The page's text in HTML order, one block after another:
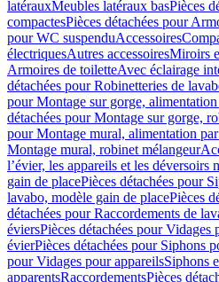
latérauxMeubles latéraux basPièces
compactesPièces détachées pour
pour WC suspenduAccessoires
électriquesAutres accessoiresMiroirs
Armoires de toiletteAvec éclairage
détachées pour Robinetteries de
pour Montage sur gorge,
détachées pour Montage sur gorge,
pour Montage mural, alimentation
Montage mural, robinet mélangeur
l’évier, les appareils et les déversoirs
gain de placePièces détachées pour
lavabo, modèle gain de placePièces
détachées pour Raccordements de
éviersPièces détachées pour Vidages
évierPièces détachées pour Siphons
pour Vidages pour appareilsSiphons
apparentsRaccordementsPièces